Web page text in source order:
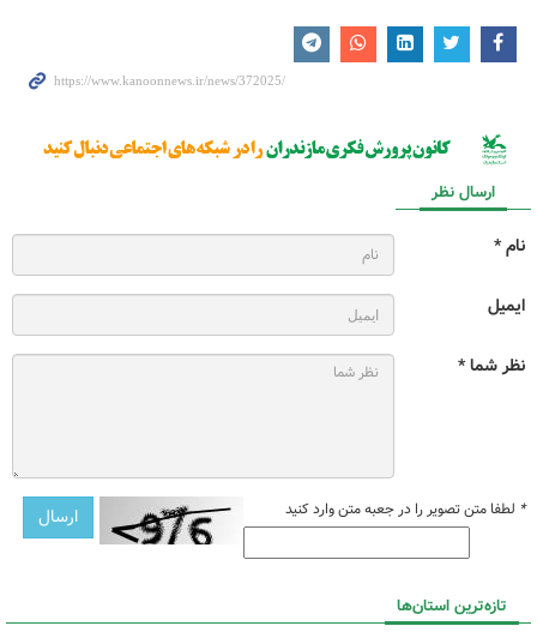
ارسال نظر
نام *
ایمیل
نظر شما *
* لطفا متن تصویر را در جعبه متن وارد کنید
تازه‌ترین استان‌ها